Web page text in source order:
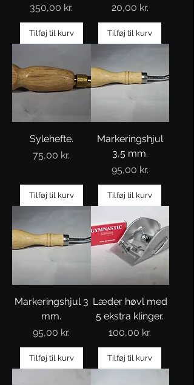
Pris
350,00 kr.
Tilføj til kurv
Pris
20,00 kr.
Tilføj til kurv
Sylehefte.
Pris
75,00 kr.
Tilføj til kurv
Markeringshjul
3,5 mm.
Pris
95,00 kr.
Tilføj til kurv
Markeringshjul 3
mm.
Pris
95,00 kr.
Tilføj til kurv
Læder høvl med
5 ekstra klinger.
Pris
100,00 kr.
Tilføj til kurv